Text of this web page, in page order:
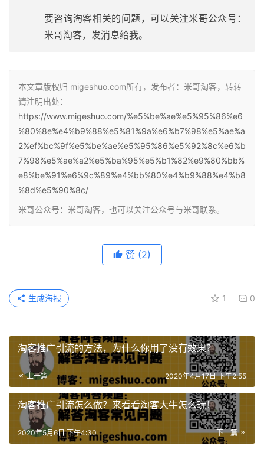
要咨询淘客相关的问题，可以关注米哥公众号：
米哥淘客，发消息给我。
本文章版权归 migeshuo.com所有，发布者：米哥淘客，转转
请注明出处：
https://www.migeshuo.com/%e5%be%ae%e5%95%86%e6
%80%8e%e4%b9%88%e5%81%9a%e6%b7%98%e5%ae%a
2%ef%bc%9f%e5%be%ae%e5%95%86%e5%92%8c%e6%b
7%98%e5%ae%a2%e5%ba%95%e5%b1%82%e9%80%bb%
e8%be%91%e6%9c%89%e4%bb%80%e4%b9%88%e4%b8
%8d%e5%90%8c/
米哥公众号：米哥淘客，也可以关注公众号与米哥联系。
赞 (2)
1 0
生成海报
淘客推广引流的方法，为什么你用了没有效果？
上一篇 2020年4月17日 下午2:55
淘客推广引流怎么做？来看看淘客大牛怎么玩！
下一篇
2020年5月6日 下午4:30